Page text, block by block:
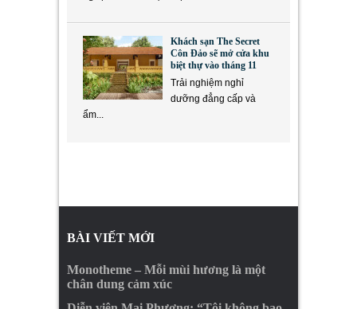
Khách sạn The Secret
Côn Đảo sẽ mở cửa khu
biệt thự vào tháng 11
Trải nghiệm nghỉ
dưỡng đẳng cấp và
ẩm...
BÀI VIẾT MỚI
Monotheme – Mỗi mùi hương là một
chân dung cảm xúc